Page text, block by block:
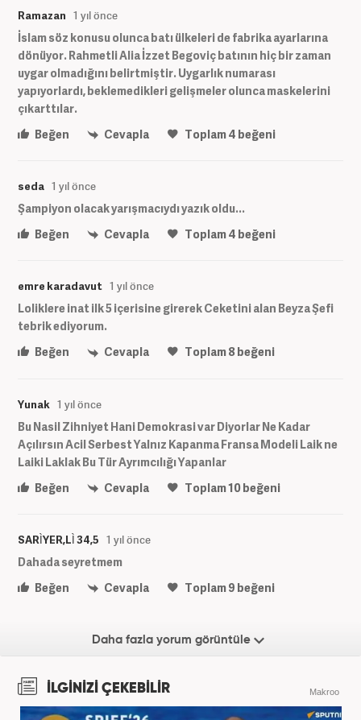
Ramazan 1 yıl önce
İslam söz konusu olunca batı ülkeleri de fabrika ayarlarına
dönüyor. Rahmetli Alia İzzet Begoviç batının hiç bir zaman
uygar olmadığını belirtmiştir. Uygarlık numarası
yapıyorlardı, beklemedikleri gelişmeler olunca maskelerini
çıkarttılar.
Beğen
Cevapla Toplam4 beğeni
seda 1 yıl önce
Şampiyon olacak yarışmacıydı yazık oldu...
Beğen
Cevapla Toplam4 beğeni
emre karadavut 1 yıl önce
Loliklere inat ilk 5 içerisine girerek Ceketini alan Beyza Şefi
tebrik ediyorum.
Beğen
Cevapla Toplam8beğeni
Yunak 1 yıl önce
Bu Nasil Zihniyet Hani Demokrasi var Diyorlar Ne Kadar
Açılırsın Acil Serbest Yalnız Kapanma Fransa Modeli Laik ne
Laiki Laklak Bu Tür Ayrımcılığı Yapanlar
Beğen
Cevapla Toplam10beğeni
SARÌYER,LÌ 34,5 1 yıl önce
Dahada seyretmem
Beğen
Cevapla Toplam9 beğeni
Daha fazla yorum görüntüle
İLGİNİZİ ÇEKEBİLİR Makroo